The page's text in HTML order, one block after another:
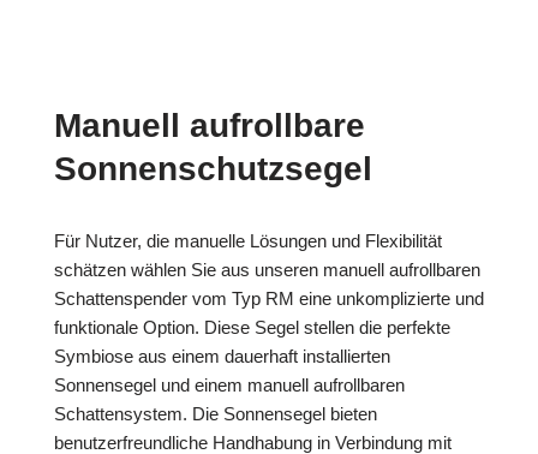
Manuell aufrollbare
Sonnenschutzsegel
Für Nutzer, die manuelle Lösungen und Flexibilität
schätzen wählen Sie aus unseren manuell aufrollbaren
Schattenspender vom Typ RM eine unkomplizierte und
funktionale Option. Diese Segel stellen die perfekte
Symbiose aus einem dauerhaft installierten
Sonnensegel und einem manuell aufrollbaren
Schattensystem. Die Sonnensegel bieten
benutzerfreundliche Handhabung in Verbindung mit